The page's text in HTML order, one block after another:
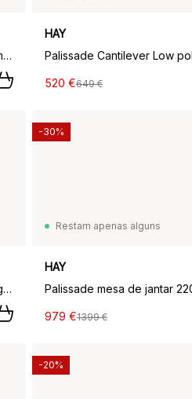
Palissade Cantilever Dining cadeira com braços, Azeitona
HAY
520 €649 €
Palissade Cantilever Low poltrona lounge, Azeitona
Restam apenas alguns
HAY
979 €1399 €
-30%
-20%